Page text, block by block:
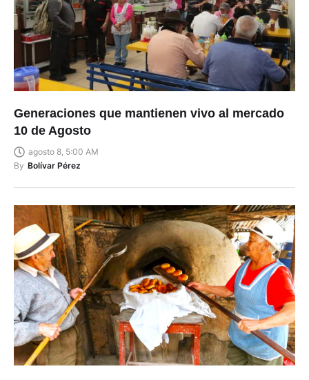
Generaciones que mantienen vivo al mercado
10 de Agosto
agosto 8, 5:00 AM
By Bolívar Pérez